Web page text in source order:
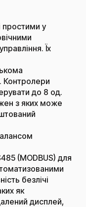
простими у
Їх
Контролери
до 8 од.
з яких може
(MODBUS) для
безлічі
як
дисплей,